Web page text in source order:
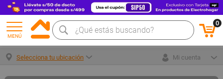
MENÚ
0
Selecciona tu ubicación Mi cuenta